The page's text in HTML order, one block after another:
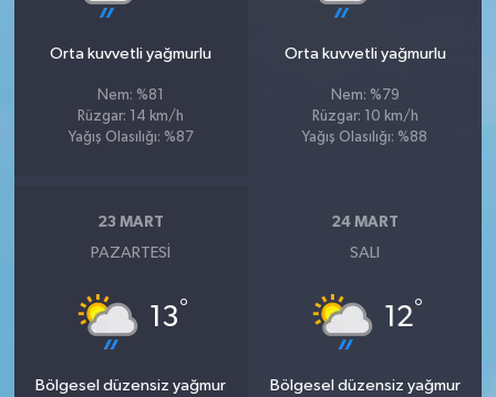
Orta kuvvetli yağmurlu
Nem: %81
Rüzgar: 14 km/h
Yağış Olasılığı: %87
Orta kuvvetli yağmurlu
Nem: %79
Rüzgar: 10 km/h
Yağış Olasılığı: %88
23 MART
PAZARTESI
13°
Bölgesel düzensiz yağmur
24 MART
SALI
12°
Bölgesel düzensiz yağmur